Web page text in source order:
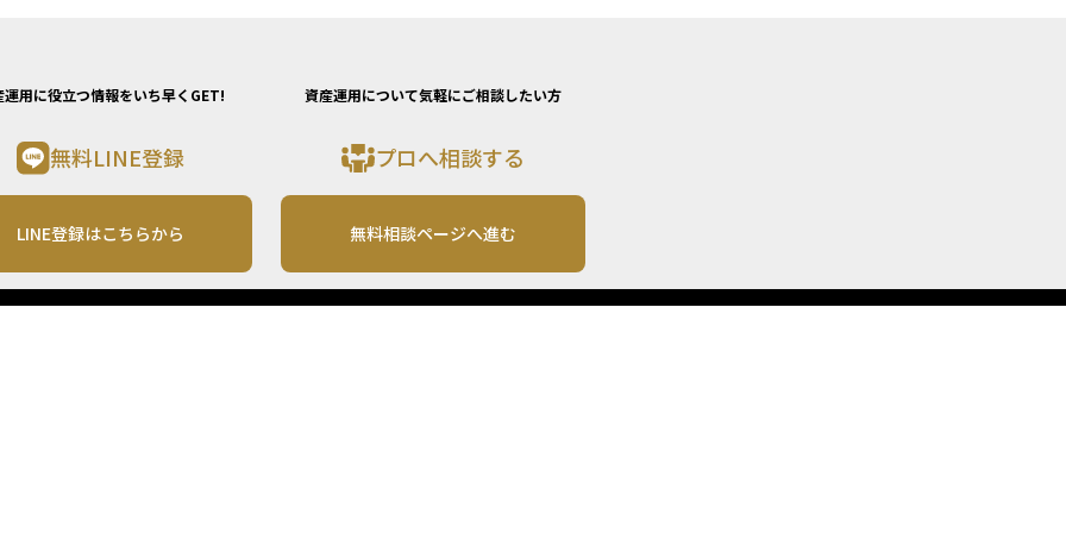
運用に役立つ情報をいち早くGET!
無料LINE登録
LINE登録はこちらから
資産運用について気軽にご相談したい方
プロへ相談する
無料相談ページへ進む